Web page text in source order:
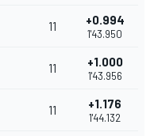
11 +0.994
1'43.950
11 +1.000
1'43.956
11 +1.176
1'44.132